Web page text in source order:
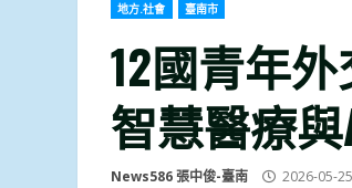
地方.社會 臺南市
12國青年
智慧醫療
News586 張中俊-臺南 2026-05-25